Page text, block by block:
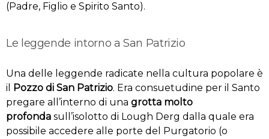
(Padre, Figlio e Spirito Santo).
Le leggende intorno a San Patrizio
Una delle leggende radicate nella cultura popolare è
il
Pozzo di San Patrizio. Era consuetudine per il Santo
pregare all’interno di una grotta molto
profonda sull’isolotto di Lough Derg dalla quale era
possibile accedere alle porte del Purgatorio (o